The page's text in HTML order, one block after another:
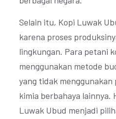
Selain itu, Kopi Luwak
karena proses
lingkungan. Para petani
menggunakan metode
yang tidak menggunakan
kimia berbahaya lainnya.
Luwak Ubud menjadi